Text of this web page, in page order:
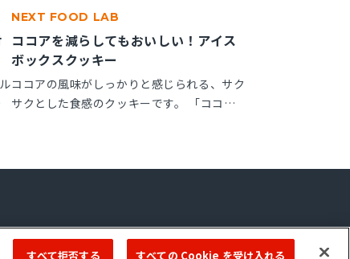
NEXT FOOD LAB
ココアを減らしてもおいしい！アイス
ボックスクッキー
ココアの風味がしっかりと感じられる、サク
サクとした食感のクッキーです。 「ココア
© 2022 ＭIYOSHI OIL & FAT CO.,LTD. All Rights Reserved.
すべて拒否する すべての Cookie を受け入れる